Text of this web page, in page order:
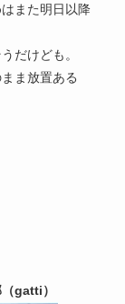
また明日以降
だけども。
ま放置ある
gatti）